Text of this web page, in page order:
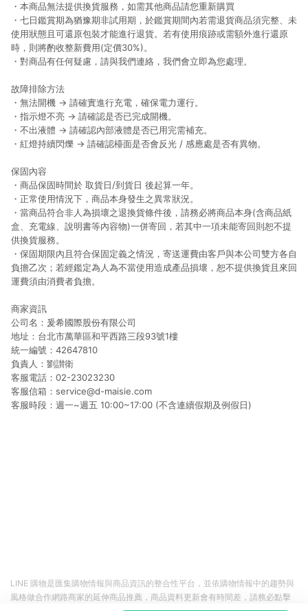
・本商品無法提供換貨服務，如需其他商品請您重新購買
・七日鑑賞期為猶豫期非試用期，於鑑賞期間內若需退貨商品須完整、未
使用狀態且可還原包裝才能進行退貨。若有使用痕跡或需額外進行還原
時，則將酌收整新費用(定價30%)。
・對商品有任何疑慮，請與我們連絡，我們會立即為您處理。
故障排除方法
・無法開機 → 請確實進行充電，確保電力運行。
・指示燈不亮 → 請確認是否已完成開機。
・不出液體 → 請確認內部液體是否已用完需補充。
・紅燈持續閃爍 → 請確認檯面是否會反光 / 感應處是否有異物。
保固內容
・商品保固時間於 取貨日/到貨日 後起算一年。
・正常使用情況下，商品本身發生之異常狀況。
・當商品符合非人為損壞之退換貨條件後，請務必將商品本身(含商品紙
盒、充電線、說明書等內容物)一併寄回，若其中一項未能寄回則恕不提
供換貨服務。
・保固期限內且符合保固定義之情況，寄送運費由客戶與本公司雙方各自
負擔乙次；若經鑑定為人為不當使用造成產品損壞，恕不提供換貨且來回
運費須由消費者負擔。
商家資訊
公司名：爰希國際股份有限公司
地址：台北市萬華區和平西路三段93號1樓
統一編號：42647810
負責人：劉讃衛
客服電話：02-23023230
客服信箱：service@d-maisie.com
客服時段：週一~週五 10:00~17:00 (不含連續假期及例假日)
LINE 購物是匯集購物情報與商品資訊的整合性平台，並依購物情報中的趨勢與
風格做合作網路商家的延伸商品推薦，商品資料更新會有時間差，請務必點擊